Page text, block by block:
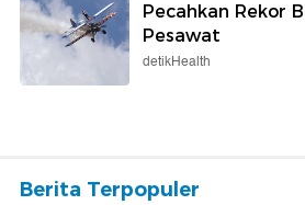
Pecahkan Rekor
Pesawat
detikHealth
Berita Terpopuler